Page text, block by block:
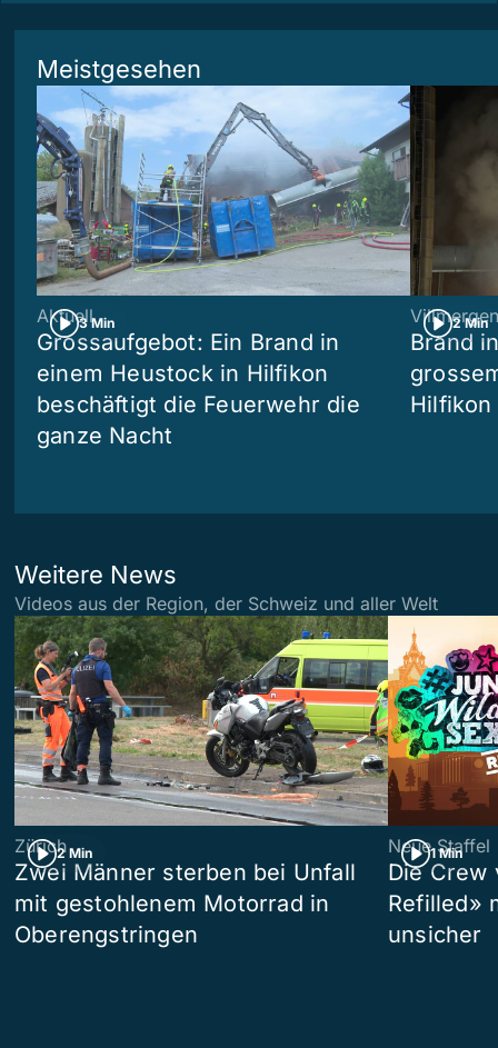
Meistgesehen
3 Min
Aktuell
Grossaufgebot: Ein Brand in
einem Heustock in Hilfikon
beschäftigt die Feuerwehr die
ganze Nacht
2 Min
Villmergen
Brand
Hilfikon
Weitere News
Videos aus der Region, der Schweiz und aller Welt
2 Min
Zürich
Zwei Männer sterben bei Unfall
mit gestohlenem Motorrad in
Oberengstringen
1 Min
Neue Staffel
Die Crew
Refilled»
unsicher